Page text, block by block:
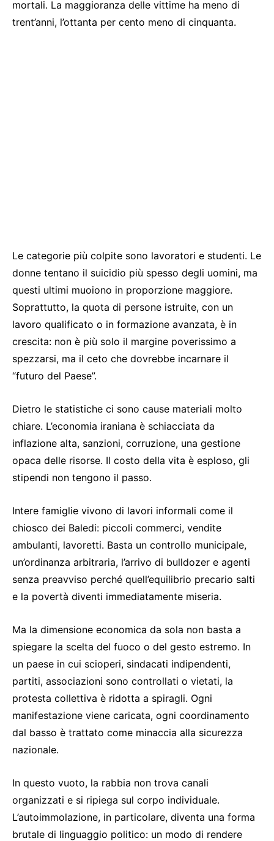
mortali. La maggioranza delle vittime ha meno di
trent’anni, l’ottanta per cento meno di cinquanta.
Le categorie più colpite sono lavoratori e studenti. Le
donne tentano il suicidio più spesso degli uomini, ma
questi ultimi muoiono in proporzione maggiore.
Soprattutto, la quota di persone istruite, con un
lavoro qualificato o in formazione avanzata, è in
crescita: non è più solo il margine poverissimo a
spezzarsi, ma il ceto che dovrebbe incarnare il
“futuro del Paese”.
Dietro le statistiche ci sono cause materiali molto
chiare. L’economia iraniana è schiacciata da
inflazione alta, sanzioni, corruzione, una gestione
opaca delle risorse. Il costo della vita è esploso, gli
stipendi non tengono il passo.
Intere famiglie vivono di lavori informali come il
chiosco dei Baledi: piccoli commerci, vendite
ambulanti, lavoretti. Basta un controllo municipale,
un’ordinanza arbitraria, l’arrivo di bulldozer e agenti
senza preavviso perché quell’equilibrio precario salti
e la povertà diventi immediatamente miseria.
Ma la dimensione economica da sola non basta a
spiegare la scelta del fuoco o del gesto estremo. In
un paese in cui scioperi, sindacati indipendenti,
partiti, associazioni sono controllati o vietati, la
protesta collettiva è ridotta a spiragli. Ogni
manifestazione viene caricata, ogni coordinamento
dal basso è trattato come minaccia alla sicurezza
nazionale.
In questo vuoto, la rabbia non trova canali
organizzati e si ripiega sul corpo individuale.
L’autoimmolazione, in particolare, diventa una forma
brutale di linguaggio politico: un modo di rendere